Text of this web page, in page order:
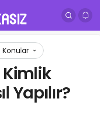
Konular
Kimlik
Yapılır?